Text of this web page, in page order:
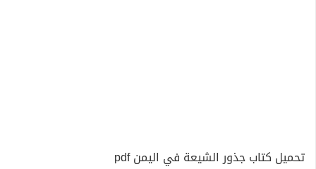
تحميل كتاب جذور الشيعة في اليمن pdf